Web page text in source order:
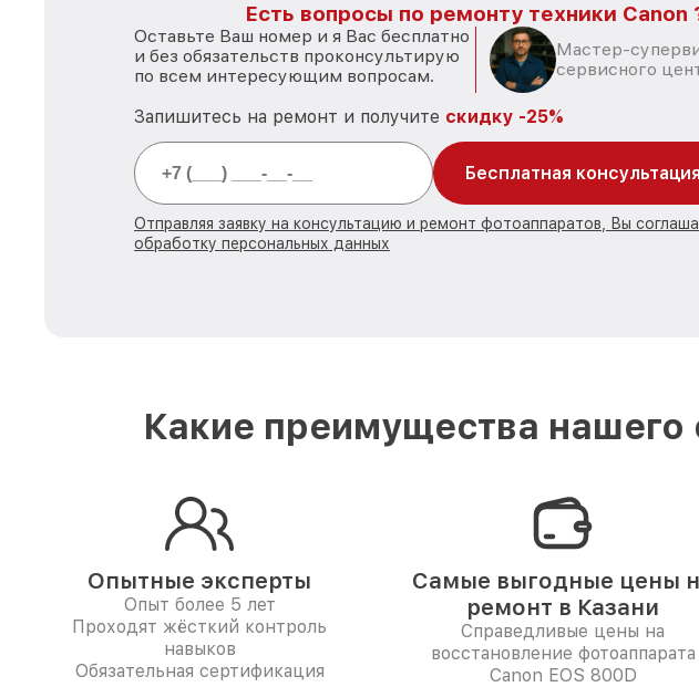
Есть вопросы по ремонту техники Canon
Оставьте Ваш номер и я Вас бесплатно
и без обязательств проконсультирую
по всем интересующим вопросам.
Мастер-
сервисного
Запишитесь на ремонт и получите скидку -25%
Бесплатная консультация
Отправляя заявку на консультацию и ремонт фотоаппаратов, Вы
обработку персональных данных
Какие преимущества нашего
Опытные эксперты
Опыт более 5 лет
Проходят жёсткий контроль
навыков
Обязательная сертификация
Самые выгодные цены
ремонт в Казани
Справедливые цены на
восстановление фотоаппарата
Canon EOS 800D